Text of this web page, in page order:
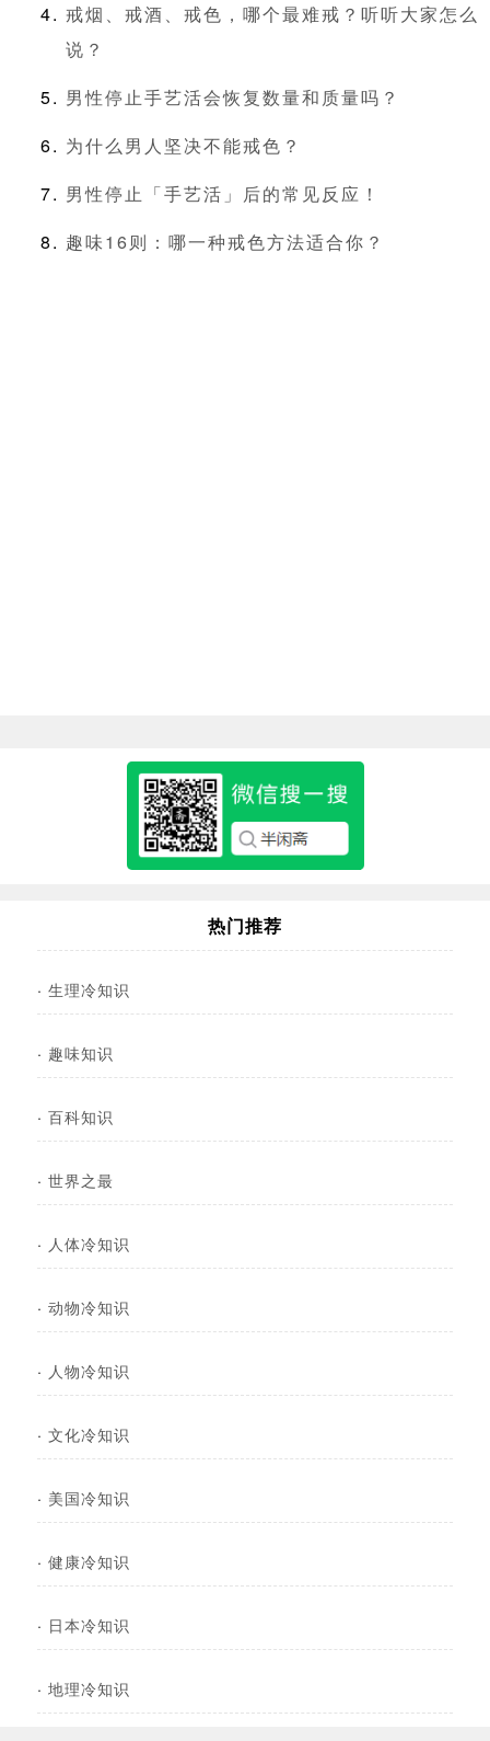
戒烟、戒酒、戒色，哪个最难戒？听听大家怎么
说？
男性停止手艺活会恢复数量和质量吗？
为什么男人坚决不能戒色？
男性停止「手艺活」后的常见反应！
趣味16则：哪一种戒色方法适合你？
热门推荐
· 生理冷知识
· 趣味知识
· 百科知识
· 世界之最
· 人体冷知识
· 动物冷知识
· 人物冷知识
· 文化冷知识
· 美国冷知识
· 健康冷知识
· 日本冷知识
· 地理冷知识